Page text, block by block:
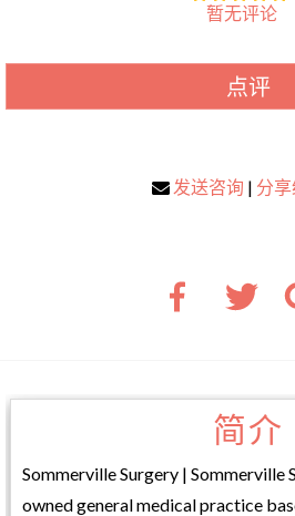
暂无评论
点评
发送咨询 | 分
简介
Sommerville Surgery | Sommerville
owned general medical practice